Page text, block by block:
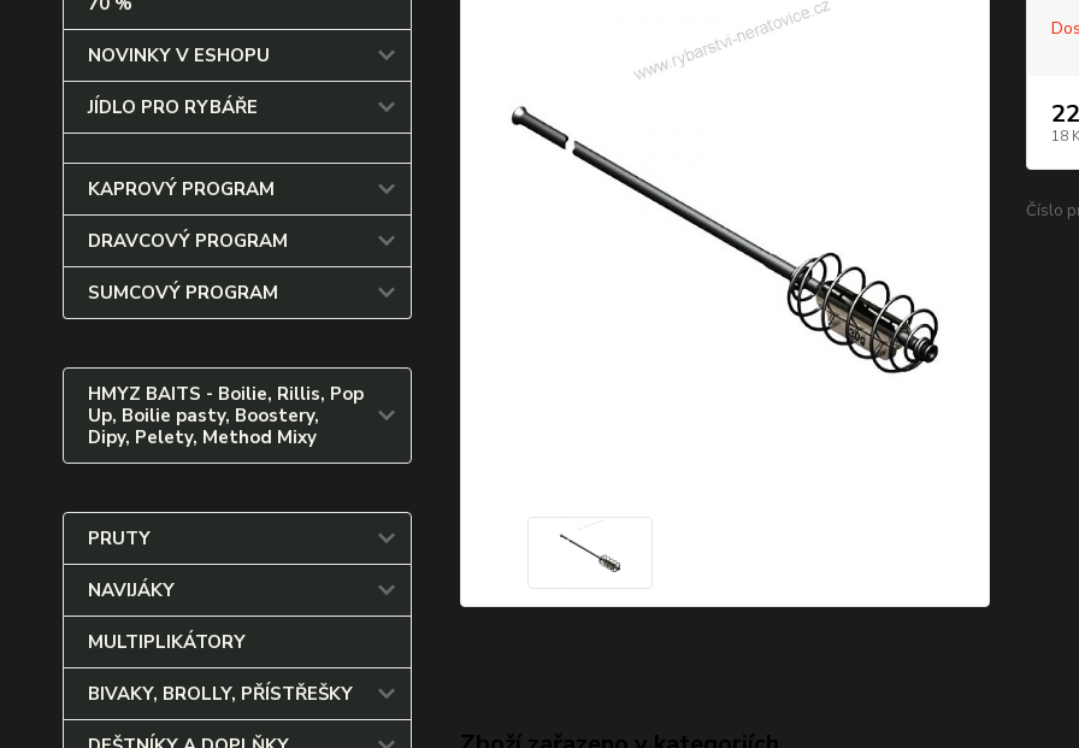
NOVINKY V ESHOPU
JÍDLO PRO RYBÁŘE
KAPROVÝ PROGRAM
DRAVCOVÝ PROGRAM
SUMCOVÝ PROGRAM
HMYZ BAITS - Boilie, Rillis, Pop
Up, Boilie pasty, Boostery,
Dipy, Pelety, Method Mixy
PRUTY
NAVIJÁKY
MULTIPLIKÁTORY
BIVAKY, BROLLY, PŘÍSTŘEŠKY
18
Číslo